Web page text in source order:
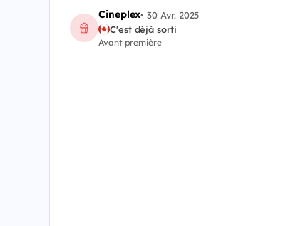
Cineplex•30 Avr. 2025
C'est déjà sorti
Avant première